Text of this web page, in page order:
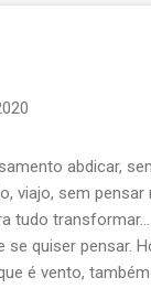
abdicar,
viajo, sem pensar
tudo
se quiser pensar.
é vento,